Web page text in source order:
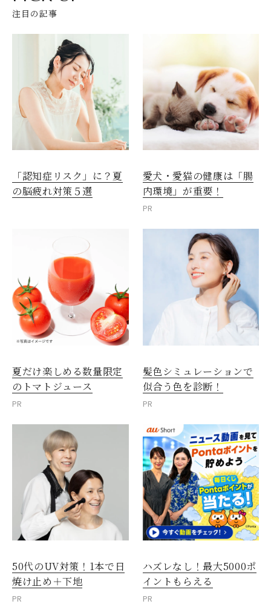
注目の記事
「認知症リスク」に？夏
の脳疲れ対策５選
愛犬・愛猫の健康は「腸
内環境」が重要！
PR
夏だけ楽しめる数量限定
のトマトジュース
PR
髪色シミュレーションで
似合う色を診断！
PR
50代のUV対策！1本で日
焼け止め＋下地
PR
ハズレなし！最大5000ポ
イントもらえる
PR